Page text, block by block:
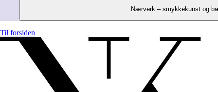
Nærverk – smykkekunst og
Til forsiden